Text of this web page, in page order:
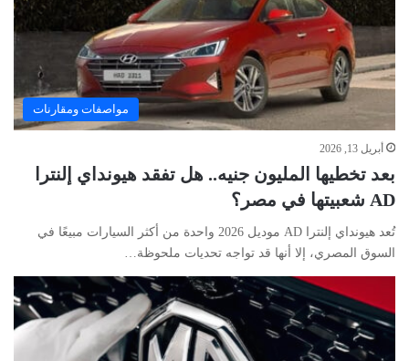
مواصفات ومقارنات
أبريل 13, 2026
بعد تخطيها المليون جنيه.. هل تفقد هيونداي إلنترا
AD شعبيتها في مصر؟
تُعد هيونداي إلنترا AD موديل 2026 واحدة من أكثر السيارات مبيعًا في
السوق المصري، إلا أنها قد تواجه تحديات ملحوظة…